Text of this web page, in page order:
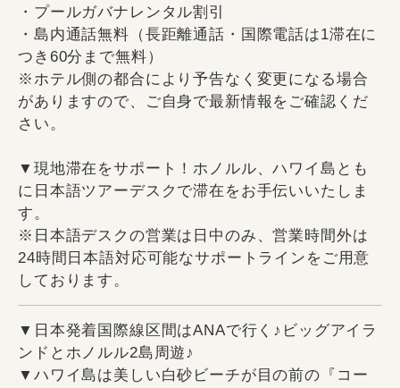
・プールガバナレンタル割引
・島内通話無料（長距離通話・国際電話は1滞在に
つき60分まで無料）
※ホテル側の都合により予告なく変更になる場合
がありますので、ご自身で最新情報をご確認くだ
さい。
▼現地滞在をサポート！ホノルル、ハワイ島とも
に日本語ツアーデスクで滞在をお手伝いいたしま
す。
※日本語デスクの営業は日中のみ、営業時間外は
24時間日本語対応可能なサポートラインをご用意
しております。
▼日本発着国際線区間はANAで行く♪ビッグアイラ
ンドとホノルル2島周遊♪
▼ハワイ島は美しい白砂ビーチが目の前の『コー